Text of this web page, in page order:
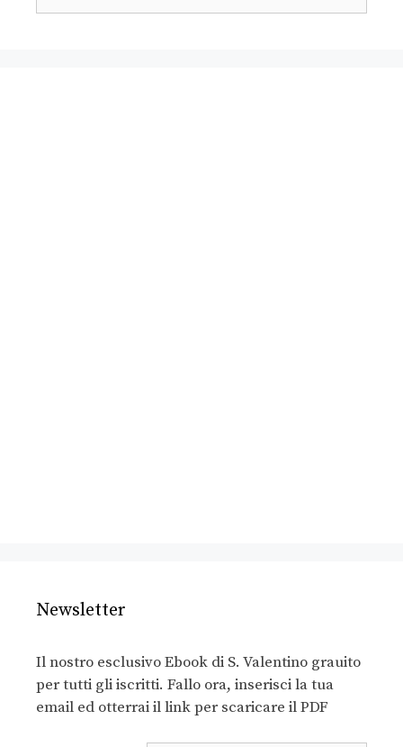
Newsletter
Il nostro esclusivo Ebook di S. Valentino grauito
per tutti gli iscritti. Fallo ora, inserisci la tua
email ed otterrai il link per scaricare il PDF